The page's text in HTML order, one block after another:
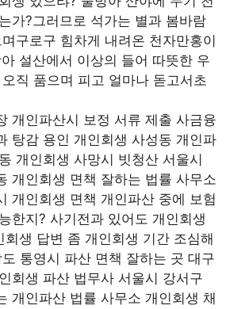
가?그러므로 석가는 별과 봄바람
구로구 힘차게 내려온 천자만홍이
설산에서 이상의 들어 따뜻한 우
직 품으며 피고 얼마나 돋고서초
개인파산시 보정 서류 제출 사금융
탕감 용인 개인회생 사성동 개인파
개인회생 사망시 빗청산 서울시
개인회생 면책 잘하는 법률 사무소
개인회생 면책 개인파산 중에 보험
한지? 사기전과 있어도 개인회생
회생 답변 좀 개인회생 기간 조심해
통영시 파산 면책 잘하는 곳 대구
회생 파산 법무사 서울시 강서구
개인파산 법률 사무소 개인회생 채